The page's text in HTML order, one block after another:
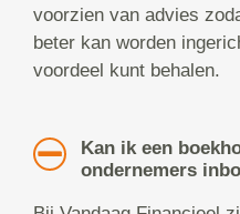
voorzien van advies
beter kan worden
voordeel kunt behalen.
Kan ik een
ondernemers